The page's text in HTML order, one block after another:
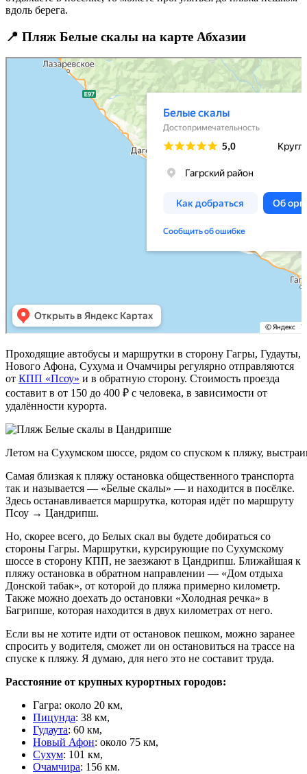
вдоль берега.
📍 Пляж Белые скалы на карте Абхазии
Белые скалы
Достопримечательность в Гагрском районе
Проходящие автобусы и маршрутки в сторону Гагры, Гудауты,
Нового Афона, Сухума и Очамчиры регулярно отправляются
от КПП «Псоу» и в обратную сторону. Стоимость проезда
составит в от 150 до 400 ₽ с человека, в зависимости от
удалённости курорта.
Летом на Сухумском шоссе, рядом со спуском к пляжу,
Самая близкая к пляжу остановка общественного транспорта
так и называется — «Белые скалы» — и находится в посёлке.
Здесь останавливается маршрутка, которая идёт по маршруту
Псоу → Цандрипш.
Но, скорее всего, до Белых скал вы будете добираться со
стороны Гагры. Маршрутки, курсирующие по Сухумскому
шоссе в сторону КПП, не заезжают в Цандрипш. Ближайшая к
пляжу остановка в обратном направлении — «Дом отдыха
Донской табак», от которой до пляжа примерно километр.
Также можно доехать до остановки «Холодная речка» в
Багрипше, которая находится в двух километрах от него.
Если вы не хотите идти от остановок пешком, можно заранее
спросить у водителя, сможет ли он остановиться на трассе на
спуске к пляжу. Я думаю, для него это не составит труда.
Расстояние от крупных курортных городов:
Гагра: около 20 км,
Пицунда: 38 км,
Гудаута: 60 км,
Новый Афон: около 75 км,
Сухум: 101 км,
Очамчира: 156 км.